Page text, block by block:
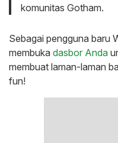
komunitas Gotham.
Sebagai pengguna baru
membuka dasbor Anda
membuat laman-laman
fun!